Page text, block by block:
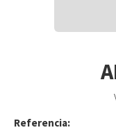
Referencia: